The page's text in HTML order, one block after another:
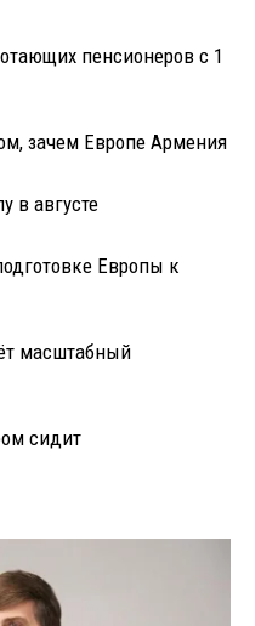
пенсионеров с 1
зачем Европе Армения
в августе
Европы к
масштабный
сидит